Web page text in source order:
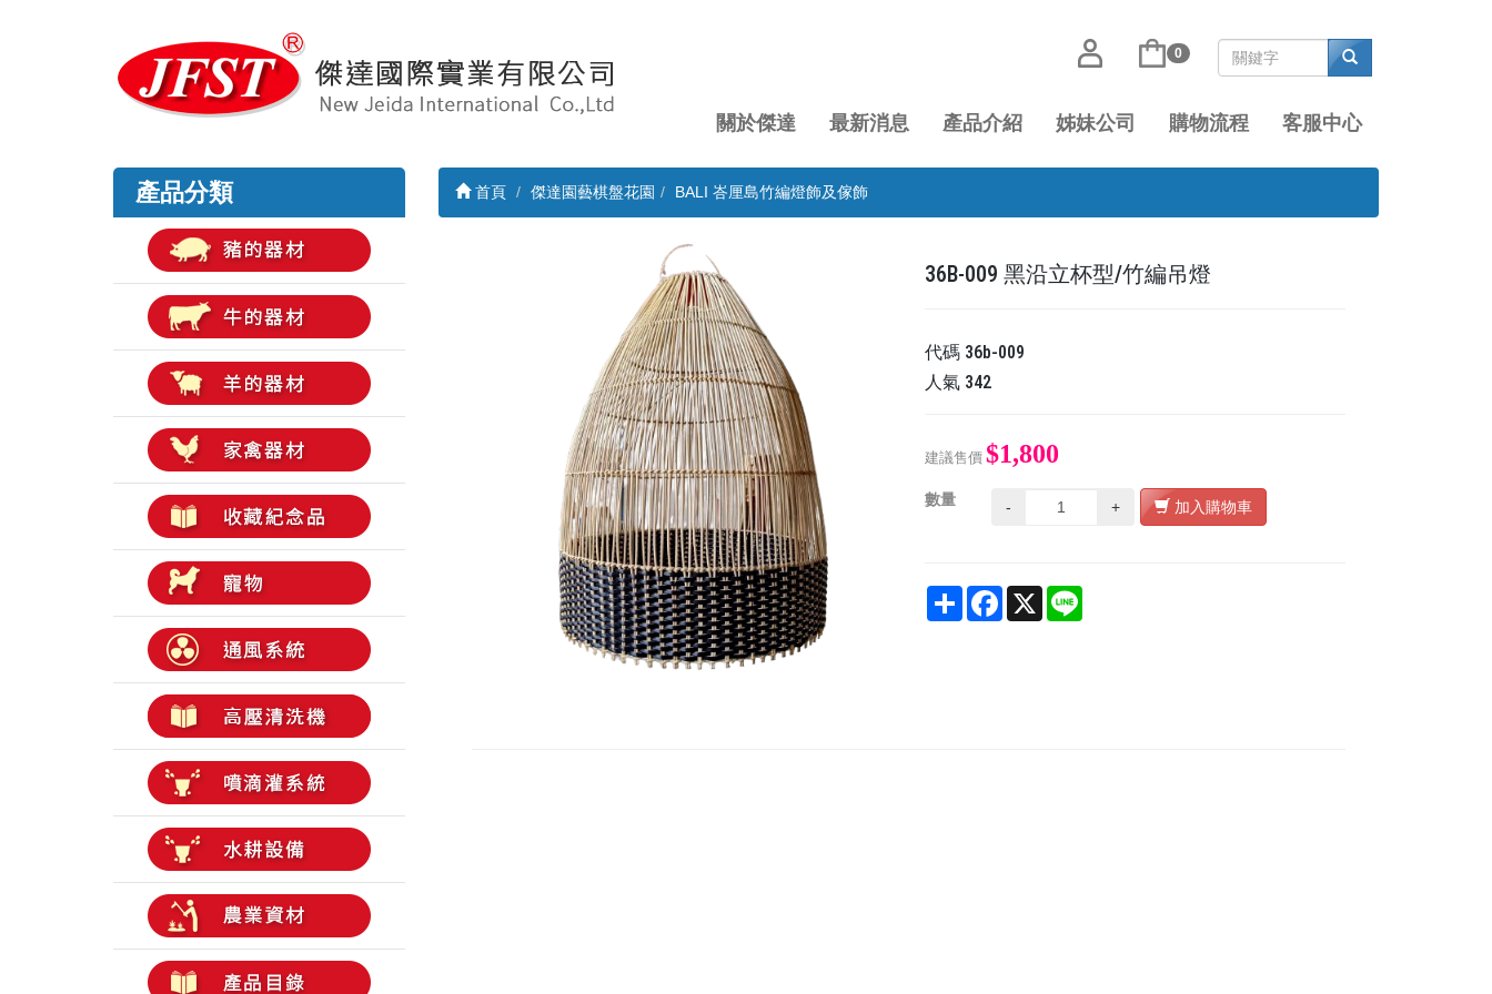
0
關於傑達 最新消息 產品介紹 姊妹公司 購物流程 客服中心
產品分類 首頁 傑達園藝棋盤花園 BALI 峇厘島竹編燈飾及傢飾
36B-009 黑沿立杯型/竹編吊燈
代碼 36b-009
人氣 342
建議售價 $1,800
數量 - + 加入購物車
Share Facebook
X